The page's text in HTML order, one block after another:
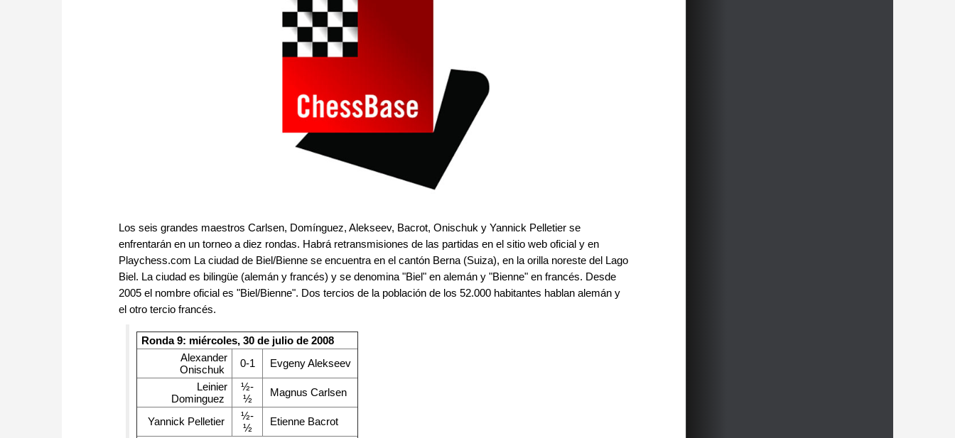
Los seis grandes maestros Carlsen, Domínguez, Alekseev, Bacrot, Onischuk y Yannick Pelletier se
enfrentarán en un torneo a diez rondas. Habrá retransmisiones de las partidas en el sitio web oficial y en
Playchess.com La ciudad de Biel/Bienne se encuentra en el cantón Berna (Suiza), en la orilla noreste del Lago
Biel. La ciudad es bilingüe (alemán y francés) y se denomina "Biel" en alemán y "Bienne" en francés. Desde
2005 el nombre oficial es "Biel/Bienne". Dos tercios de la población de los 52.000 habitantes hablan alemán y
el otro tercio francés.
Ronda 9: miércoles, 30 de julio de 2008
Alexander
Onischuk
0-1
Evgeny Alekseev
Leinier
Dominguez
½-
½
Magnus Carlsen
Yannick Pelletier
½-
½
Etienne Bacrot